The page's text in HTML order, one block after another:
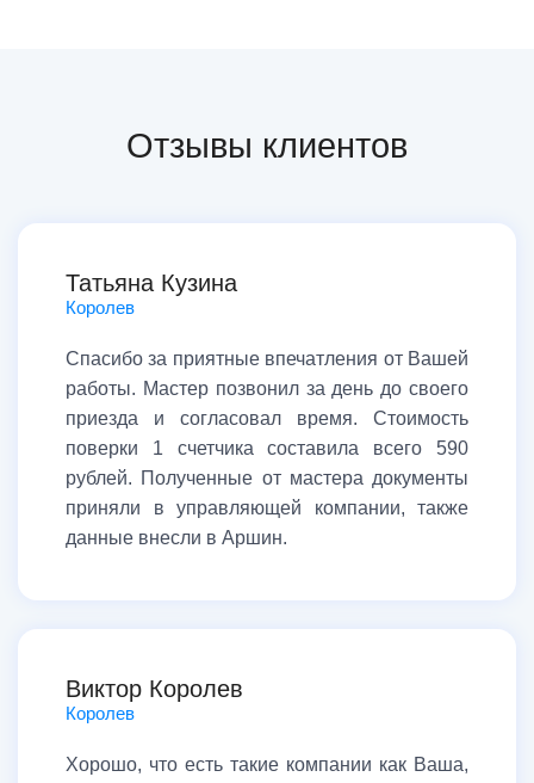
Отзывы клиентов
Татьяна Кузина
Королев
Спасибо за приятные впечатления от Вашей
работы. Мастер позвонил за день до своего
приезда и согласовал время. Стоимость
поверки 1 счетчика составила всего 590
рублей. Полученные от мастера документы
приняли в управляющей компании, также
данные внесли в Аршин.
Виктор Королев
Королев
Хорошо, что есть такие компании как Ваша,